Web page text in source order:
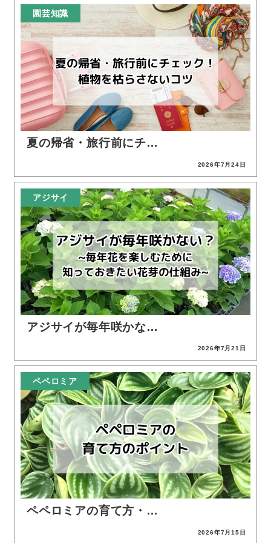
園芸知識
夏の帰省・旅行前にチ…
2026年7月24日
アジサイ
アジサイが毎年咲かな…
2026年7月21日
ペペロミア
ペペロミアの育て方・…
2026年7月15日